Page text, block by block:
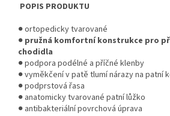
POPIS PRODUKTU
●ortopedicky tvarované
● pružná komfortní konstrukce pro
chodidla
●podpora podélné a příčné klenby
●vyměkčení v patě tlumí nárazy na patní
●podprstová řasa
● anatomicky tvarované patní lůžko
● antibakteriální povrchová úprava